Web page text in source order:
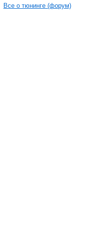
Все о тюнинге (форум)